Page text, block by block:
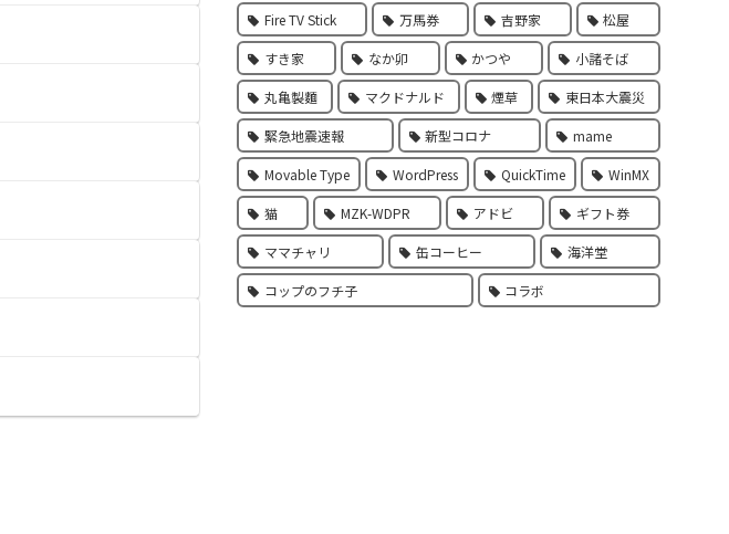
Fire TV Stick 万馬券 吉野家 松屋
すき家 なか卯 かつや 小諸そば
丸亀製麵 マクドナルド 煙草 東日本大震災
緊急地震速報 新型コロナ mame
Movable Type WordPress QuickTime WinMX
猫 MZK-WDPR アドビ ギフト券
ママチャリ 缶コーヒー 海洋堂
コップのフチ子 コラボ